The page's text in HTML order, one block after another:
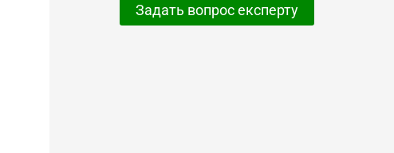
Задать вопрос експерту